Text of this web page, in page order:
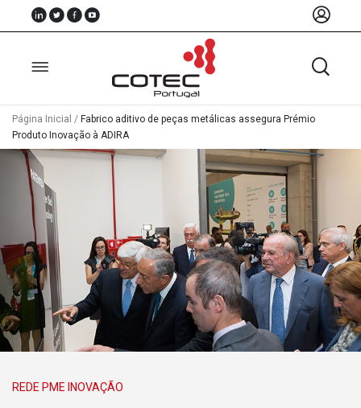
Sobre
Nós
Associados
Recursos
Notícias
Eventos
Projectos
Página Inicial / Fabrico aditivo de peças metálicas assegura Prémio
Produto Inovação à ADIRA
REDE PME INOVAÇÃO